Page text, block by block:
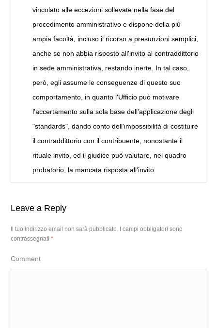
vincolato alle eccezioni sollevate nella fase del
procedimento amministrativo e dispone della più
ampia facoltà, incluso il ricorso a presunzioni semplici,
anche se non abbia risposto all'invito al contraddittorio
in sede amministrativa, restando inerte. In tal caso,
però, egli assume le conseguenze di questo suo
comportamento, in quanto l'Ufficio può motivare
l'accertamento sulla sola base dell'applicazione degli
"standards", dando conto dell'impossibilità di costituire
il contraddittorio con il contribuente, nonostante il
rituale invito, ed il giudice può valutare, nel quadro
probatorio, la mancata risposta all'invito
Leave a Reply
Il tuo indirizzo email non sarà pubblicato.
I campi obbligatori sono
contrassegnati*
Comment